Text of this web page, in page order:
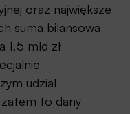
oraz największe
suma bilansowa
1,5 mld zł
udział
to dany